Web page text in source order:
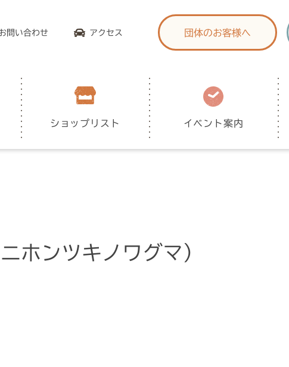
問い合わせ アクセス 団体のお客様へ
ショップリスト イベント案内
ホンツキノワグマ）